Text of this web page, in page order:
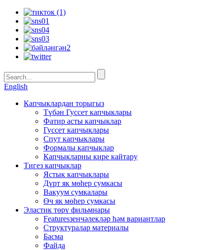
English
Капчыклардан торыгыз
Түбән Гуссет капчыклары
Фатир асты капчыклар
Гуссет капчыклары
Спут капчыклары
Формалы капчыклар
Капчыкларны кире кайтару
Тигез капчыклар
Ястык капчыклары
Дүрт як мөһер сумкасы
Вакуум сумкалары
Өч як мөһер сумкасы
Эластик төрү фильмнары
Featuresзенчәлекләр һәм вариантлар
Структуралар материалы
Басма
Файда